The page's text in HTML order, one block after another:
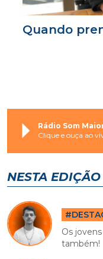
Quando
Rádio Som
Clique e ouça ao
NESTA EDIÇÃO
Os
também!